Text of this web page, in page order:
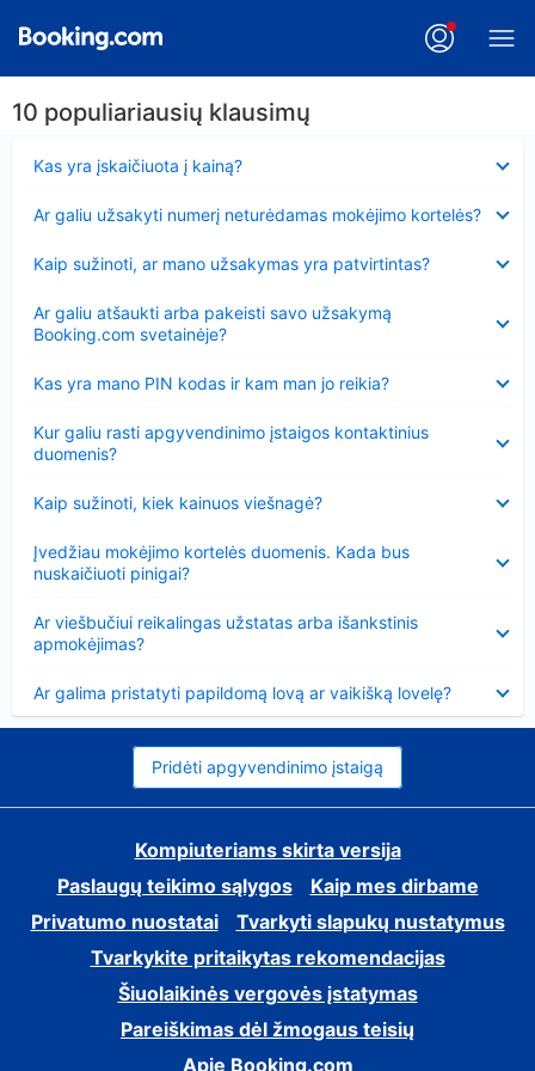
10 populiariausių klausimų
Kas yra įskaičiuota į kainą?
Ar galiu užsakyti numerį neturėdamas mokėjimo kortelės?
Kaip sužinoti, ar mano užsakymas yra patvirtintas?
Ar galiu atšaukti arba pakeisti savo užsakymą
Booking.com svetainėje?
Kas yra mano PIN kodas ir kam man jo reikia?
Kur galiu rasti apgyvendinimo įstaigos kontaktinius
duomenis?
Kaip sužinoti, kiek kainuos viešnagė?
Įvedžiau mokėjimo kortelės duomenis. Kada bus
nuskaičiuoti pinigai?
Ar viešbučiui reikalingas užstatas arba išankstinis
apmokėjimas?
Ar galima pristatyti papildomą lovą ar vaikišką lovelę?
Pridėti apgyvendinimo įstaigą
Kompiuteriams skirta versija
Paslaugų teikimo sąlygos
Kaip mes dirbame
Privatumo nuostatai
Tvarkyti slapukų nustatymus
Tvarkykite pritaikytas rekomendacijas
Šiuolaikinės vergovės įstatymas
Pareiškimas dėl žmogaus teisių
Apie Booking.com